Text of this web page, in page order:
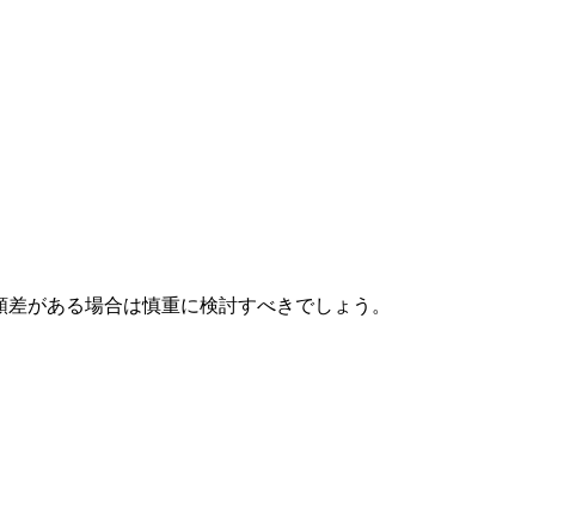
がある場合は慎重に検討すべきでしょう。